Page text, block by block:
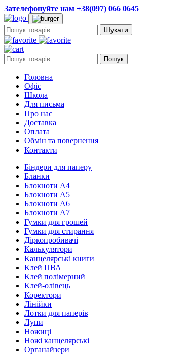
Зателефонуйте нам +38(097) 066 0645
Пошук:
Пошук: Пошук
Головна
Офіс
Школа
Для письма
Про нас
Доставка
Оплата
Обмін та повернення
Контакти
Біндери для паперу
Бланки
Блокноти А4
Блокноти А5
Блокноти А6
Блокноти А7
Гумки для грошей
Гумки для стирання
Діркопробивачі
Калькулятори
Канцелярські книги
Клей ПВА
Клей полімерний
Клей-олівець
Коректори
Лінійки
Лотки для паперів
Лупи
Ножиці
Ножі канцелярські
Органайзери